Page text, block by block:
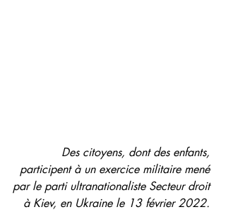
Des citoyens, dont des enfants,
participent à un exercice militaire mené
par le parti ultranationaliste Secteur droit
à Kiev, en Ukraine le 13 février 2022.